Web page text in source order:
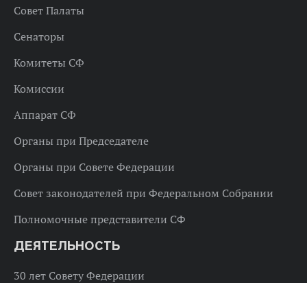
Совет Палаты
Сенаторы
Комитеты СФ
Комиссии
Аппарат СФ
Органы при Председателе
Органы при Совете Федерации
Совет законодателей при Федеральном Собрании
Полномочные представители СФ
ДЕЯТЕЛЬНОСТЬ
30 лет Совету Федерации